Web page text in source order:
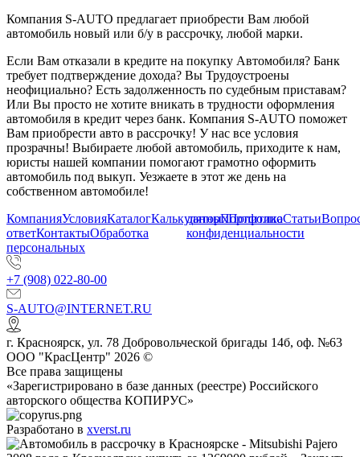
Компания S-AUTO предлагает приобрести Вам любой
автомобиль новый или б/у в рассрочку, любой марки.
Если Вам отказали в кредите на покупку Автомобиля? Банк
требует подтверждение дохода? Вы Трудоустроены
неофициально? Есть задолженность по судебным приставам?
Или Вы просто не хотите вникать в трудности оформления
автомобиля в кредит через банк. Компания S-AUTO поможет
Вам приобрести авто в рассрочку! У нас все условия
прозрачны! Выбираете любой автомобиль, приходите к нам,
юристы нашей компании помогают грамотно оформить
автомобиль под выкуп. Уезжаете в этот же день на
собственном автомобиле!
КомпанияУсловияКаталогКалькуляторПортфолиоСтатьи
ответКонтактыОбработка
персональных
данныхПолитика
конфиденциальности
+7 (908) 022-80-00
S-AUTO@INTERNET.RU
г. Красноярск, ул. 78 Добровольческой бригады 14б, оф. №63
ООО "КрасЦентр" 2026 ©
Все права защищены
«Зарегистрировано в базе данных (реестре) Российского
авторского общества КОПИРУС»
Разработано в xverst.ru